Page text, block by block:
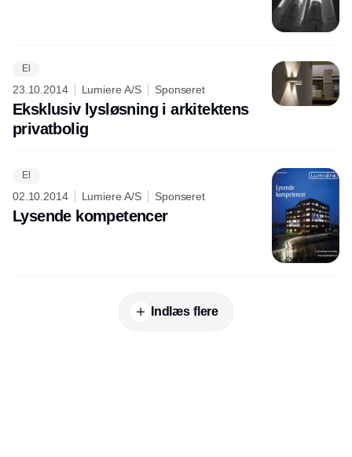
El
23.10.2014 Lumiere A/S Sponseret
Eksklusiv lysløsning i arkitektens
privatbolig
El
02.10.2014 Lumiere A/S Sponseret
Lysende kompetencer
Indlæs flere